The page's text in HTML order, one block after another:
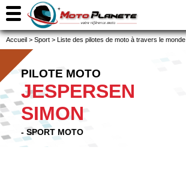
Accueil > Sport > Liste des pilotes de moto à travers le monde
PILOTE MOTO
JESPERSEN
SIMON
- SPORT MOTO